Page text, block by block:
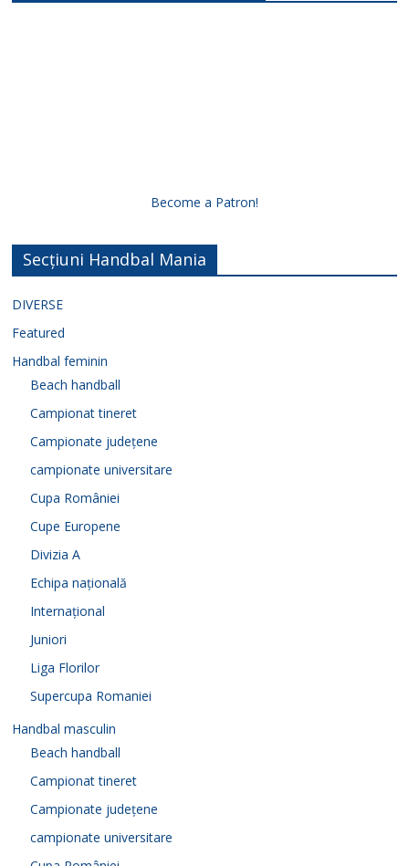
Become a Patron!
Secțiuni Handbal Mania
DIVERSE
Featured
Handbal feminin
Beach handball
Campionat tineret
Campionate județene
campionate universitare
Cupa României
Cupe Europene
Divizia A
Echipa națională
Internațional
Juniori
Liga Florilor
Supercupa Romaniei
Handbal masculin
Beach handball
Campionat tineret
Campionate județene
campionate universitare